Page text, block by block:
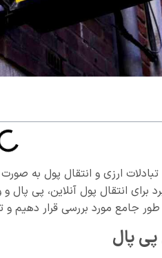
ارزی و انتقال پول به
برای انتقال پول آنلاین، پی
جامع مورد بررسی قرار دهیم
پال